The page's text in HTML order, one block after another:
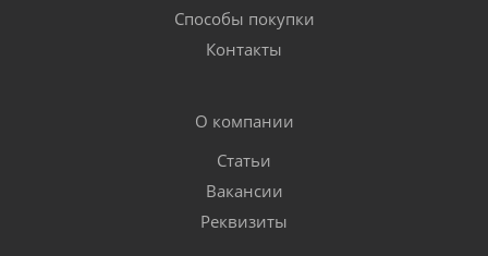
Способы покупки
Контакты
О компании
Статьи
Вакансии
Реквизиты